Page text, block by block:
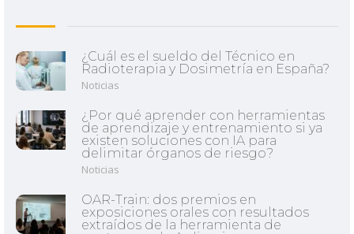
¿Cuál es el sueldo del Técnico en
Radioterapia y Dosimetría en España?
Noticias
¿Por qué aprender con herramientas
de aprendizaje y entrenamiento si ya
existen soluciones con IA para
delimitar órganos de riesgo?
Noticias
OAR-Train: dos premios en
exposiciones orales con resultados
extraídos de la herramienta de